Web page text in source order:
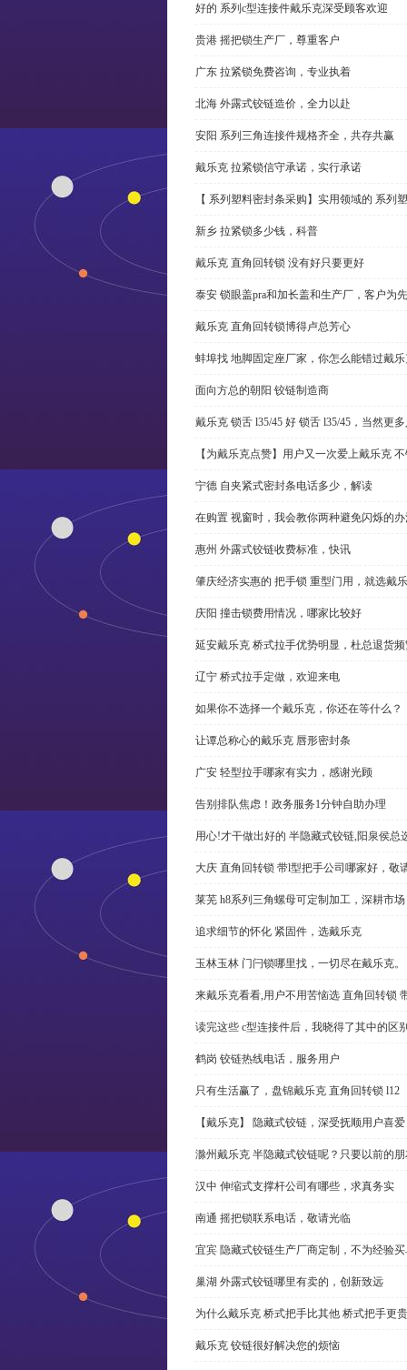
好的 系列c型连接件戴乐克深受顾客欢迎
贵港 摇把锁生产厂，尊重客户
广东 拉紧锁免费咨询，专业执着
北海 外露式铰链造价，全力以赴
安阳 系列三角连接件规格齐全，共存共赢
戴乐克 拉紧锁信守承诺，实行承诺
【 系列塑料密封条采购】实用领域的 系列
新乡 拉紧锁多少钱，科普
戴乐克 直角回转锁 没有好只要更好
泰安 锁眼盖pra和加长盖和生产厂，客户为先
戴乐克 直角回转锁博得卢总芳心
蚌埠找 地脚固定座厂家，你怎么能错过戴
面向方总的朝阳 铰链制造商
戴乐克 锁舌 l35/45 好 锁舌 l35/45，当然更
【为戴乐克点赞】用户又一次爱上戴乐克
宁德 自夹紧式密封条电话多少，解读
在购置 视窗时，我会教你两种避免闪烁的
惠州 外露式铰链收费标准，快讯
肇庆经济实惠的 把手锁 重型门用，就选戴
庆阳 撞击锁费用情况，哪家比较好
延安戴乐克 桥式拉手优势明显，杜总退货
辽宁 桥式拉手定做，欢迎来电
如果你不选择一个戴乐克，你还在等什么？
让谭总称心的戴乐克 唇形密封条
广安 轻型拉手哪家有实力，感谢光顾
告别排队焦虑！政务服务1分钟自助办理
用心!才干做出好的 半隐藏式铰链,阳泉侯总
大庆 直角回转锁 带l型把手公司哪家好，敬
莱芜 h8系列三角螺母可定制加工，深耕市场
追求细节的怀化 紧固件，选戴乐克
玉林玉林 门闩锁哪里找，一切尽在戴乐克。
来戴乐克看看,用户不用苦恼选 直角回转锁
读完这些 c型连接件后，我晓得了其中的区
鹤岗 铰链热线电话，服务用户
只有生活赢了，盘锦戴乐克 直角回转锁 l12
【戴乐克】 隐藏式铰链，深受抚顺用户喜
滁州戴乐克 半隐藏式铰链呢？只要以前的
汉中 伸缩式支撑杆公司有哪些，求真务实
南通 摇把锁联系电话，敬请光临
宜宾 隐藏式铰链生产厂商定制，不为经验
巢湖 外露式铰链哪里有卖的，创新致远
为什么戴乐克 桥式把手比其他 桥式把手更
戴乐克 铰链很好解决您的烦恼